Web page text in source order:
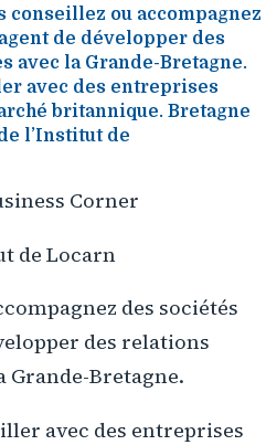
conseillez ou accompagnez
de développer des
avec la Grande-Bretagne.
avec des entreprises
britannique. Bretagne
l’Institut de
Corner
de Locarn
des sociétés
des relations
Grande-Bretagne.
avec des entreprises